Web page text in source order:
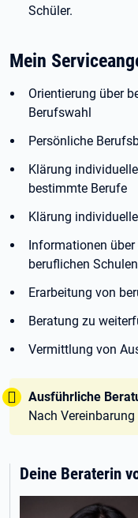
Schüler.
Mein
Orientierung über
Berufswahl
Persönliche
Klärung
bestimmte Berufe
Klärung
Informationen
beruflichen Schulen
Erarbeitung von
Beratung zu
Vermittlung von
Tipp:
Ausführliche
Nach Vereinbarung
Deine Beraterin